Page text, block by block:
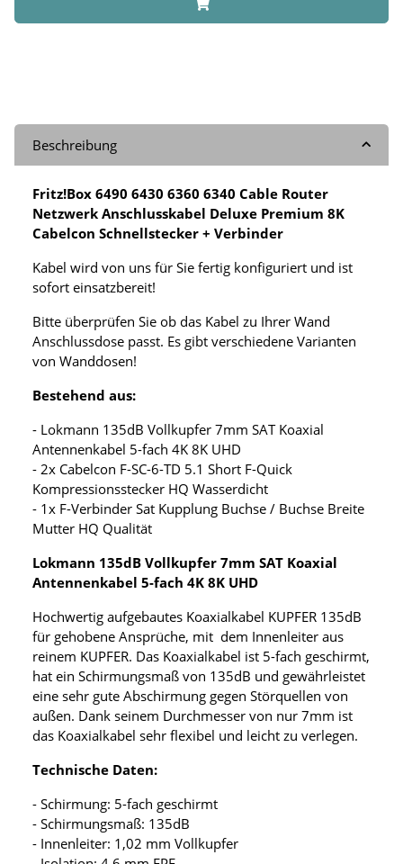
Beschreibung
Fritz!Box 6490 6430 6360 6340 Cable Router
Netzwerk Anschlusskabel Deluxe Premium 8K
Cabelcon Schnellstecker + Verbinder
Kabel wird von uns für Sie fertig konfiguriert und ist
sofort einsatzbereit!
Bitte überprüfen Sie ob das Kabel zu Ihrer Wand
Anschlussdose passt. Es gibt verschiedene Varianten
von Wanddosen!
Bestehend aus:
- Lokmann 135dB Vollkupfer 7mm SAT Koaxial
Antennenkabel 5-fach 4K 8K UHD
- 2x Cabelcon F-SC-6-TD 5.1 Short F-Quick
Kompressionsstecker HQ Wasserdicht
- 1x F-Verbinder Sat Kupplung Buchse / Buchse Breite
Mutter HQ Qualität
Lokmann 135dB Vollkupfer 7mm SAT Koaxial
Antennenkabel 5-fach 4K 8K UHD
Hochwertig aufgebautes Koaxialkabel KUPFER 135dB
für gehobene Ansprüche, mit dem Innenleiter aus
reinem KUPFER. Das Koaxialkabel ist 5-fach geschirmt,
hat ein Schirmungsmaß von 135dB und gewährleistet
eine sehr gute Abschirmung gegen Störquellen von
außen. Dank seinem Durchmesser von nur 7mm ist
das Koaxialkabel sehr flexibel und leicht zu verlegen.
Technische Daten:
- Schirmung: 5-fach geschirmt
- Schirmungsmaß: 135dB
- Innenleiter: 1,02 mm Vollkupfer